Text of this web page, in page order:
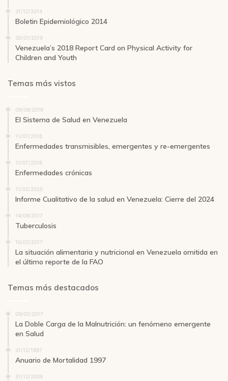
31/12/2014
Boletin Epidemiológico 2014
30/01/2019
Venezuela’s 2018 Report Card on Physical Activity for
Children and Youth
Temas más vistos
09/08/2016
El Sistema de Salud en Venezuela
11/07/2016
Enfermedades transmisibles, emergentes y re-emergentes
11/07/2016
Enfermedades crónicas
11/02/2025
Informe Cualitativo de la salud en Venezuela: Cierre del 2024
14/09/2017
Tuberculosis
15/02/2017
La situación alimentaria y nutricional en Venezuela omitida en
el último reporte de la FAO
Temas más destacados
09/02/2017
La Doble Carga de la Malnutrición: un fenómeno emergente
en Salud
31/12/1997
Anuario de Mortalidad 1997
31/12/2009